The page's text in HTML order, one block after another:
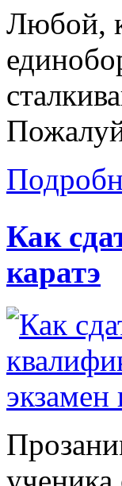
Любой,
Как
каратэ